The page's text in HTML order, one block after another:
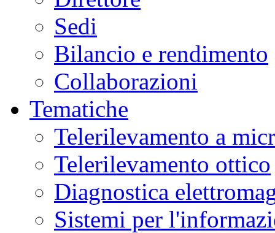
Sedi
Bilancio e rendimento
Collaborazioni
Tematiche
Telerilevamento a
Telerilevamento ottico
Diagnostica
Sistemi per